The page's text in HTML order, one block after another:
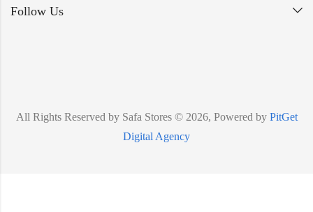
Follow Us
All Rights Reserved by Safa Stores © 2026, Powered by PitGet
Digital Agency